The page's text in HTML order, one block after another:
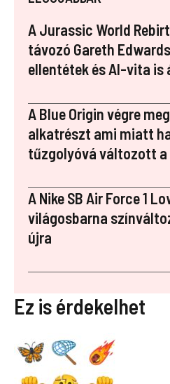
b
o
o
k
es
t r
n
A Jurassic World
távozó Gareth
ellentétek és AI-vita is
A Blue Origin végre
alkatrészt ami miatt
tűzgolyóvá változott a
A Nike SB Air Force 1
világosbarna
újra
Ez is érdekelhet